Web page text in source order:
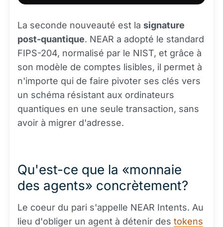
La seconde nouveauté est la signature
post-quantique. NEAR a adopté le standard
FIPS-204, normalisé par le NIST, et grâce à
son modèle de comptes lisibles, il permet à
n'importe qui de faire pivoter ses clés vers
un schéma résistant aux ordinateurs
quantiques en une seule transaction, sans
avoir à migrer d'adresse.
Qu'est-ce que la «monnaie
des agents» concrètement?
Le coeur du pari s'appelle NEAR Intents. Au
lieu d'obliger un agent à détenir des tokens